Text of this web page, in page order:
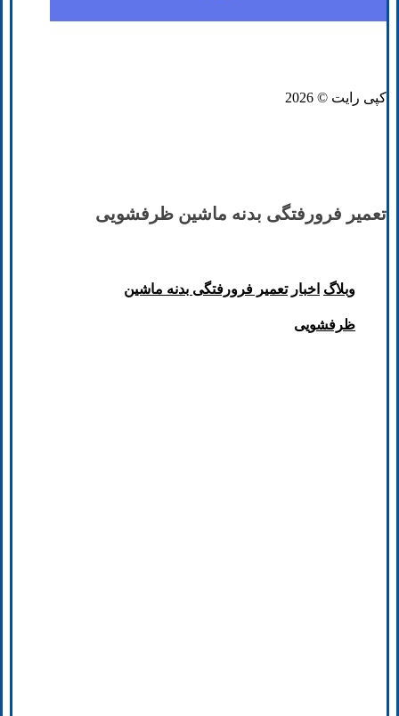
کپی رایت © 2026
تعمیر فرورفتگی بدنه ماشین ظرفشویی
وبلاگ اخبار تعمیر فرورفتگی بدنه ماشین
ظرفشویی